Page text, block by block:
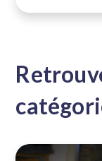
Retrouvez les articles par